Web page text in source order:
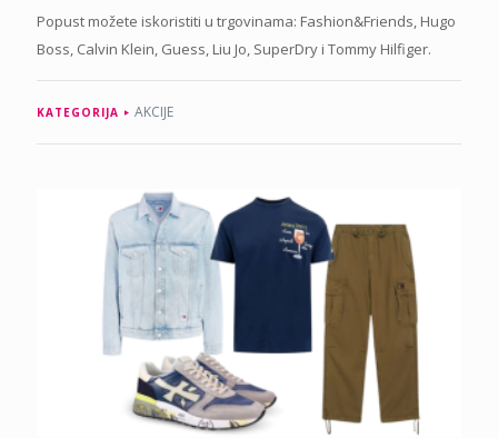
Popust možete iskoristiti u trgovinama: Fashion&Friends, Hugo
Boss, Calvin Klein, Guess, Liu Jo, SuperDry i Tommy Hilfiger.
KATEGORIJA AKCIJE